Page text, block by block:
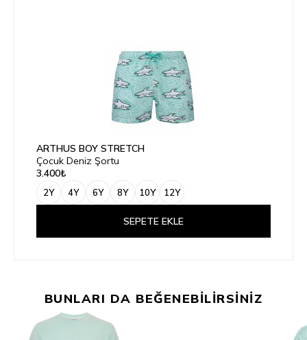
ARTHUS BOY STRETCH
Çocuk Deniz Şortu
3.400₺
2Y 4Y 6Y 8Y 10Y 12Y
SEPETE EKLE
BUNLARI DA BEĞENEBİLİRSİNİZ